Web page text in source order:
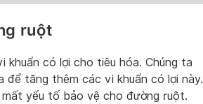
ruột
khuẩn có lợi cho tiêu hóa. Chúng ta
để tăng thêm các vi khuẩn có lợi này.
yếu tố bảo vệ cho đường ruột.